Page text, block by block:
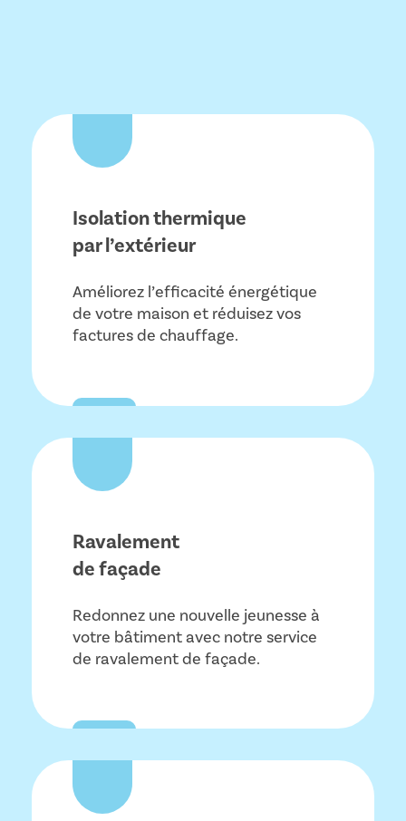
Isolation thermique
par l’extérieur
Améliorez l’efficacité énergétique
de votre maison et réduisez vos
factures de chauffage.
Ravalement
de façade
Redonnez une nouvelle jeunesse à
votre bâtiment avec notre service
de ravalement de façade.